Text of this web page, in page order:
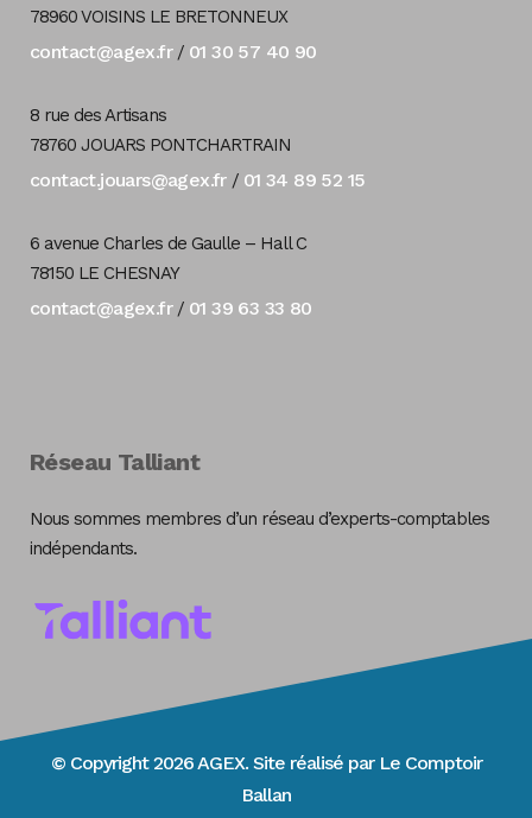
78960 VOISINS LE BRETONNEUX
contact@agex.fr/ 01 30 57 40 90
8 rue des Artisans
78760 JOUARS PONTCHARTRAIN
contact.jouars@agex.fr/ 01 34 89 52 15
6 avenue Charles de Gaulle – Hall C
78150 LE CHESNAY
contact@agex.fr/ 01 39 63 33 80
Réseau Talliant
Nous sommes membres d’un réseau d’experts-comptables
indépendants.
© Copyright 2026 AGEX. Site réalisé par Le Comptoir
Ballan